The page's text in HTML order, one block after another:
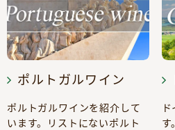
ポルトガルワイン
ポルトガルワインを紹介して
います。リストにないポルト
す